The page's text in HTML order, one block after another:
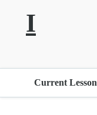
I
Current Lesson